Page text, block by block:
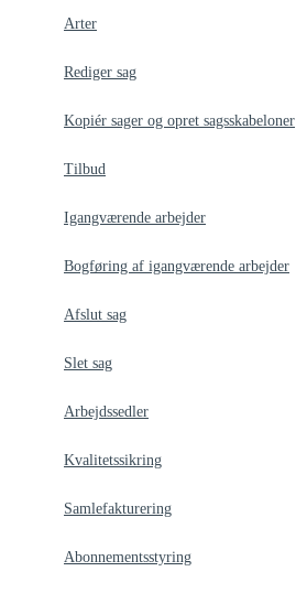
Arter
Rediger sag
Kopiér sager og opret sagsskabeloner
Tilbud
Igangværende arbejder
Bogføring af igangværende arbejder
Afslut sag
Slet sag
Arbejdssedler
Kvalitetssikring
Samlefakturering
Abonnementsstyring